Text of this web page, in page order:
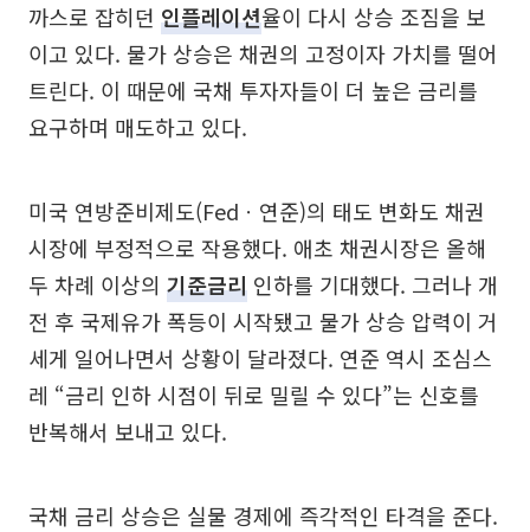
까스로 잡히던 인플레이션율이 다시 상승 조짐을 보
이고 있다. 물가 상승은 채권의 고정이자 가치를 떨어
트린다. 이 때문에 국채 투자자들이 더 높은 금리를
요구하며 매도하고 있다.
미국 연방준비제도(Fedㆍ연준)의 태도 변화도 채권
시장에 부정적으로 작용했다. 애초 채권시장은 올해
두 차례 이상의 기준금리 인하를 기대했다. 그러나 개
전 후 국제유가 폭등이 시작됐고 물가 상승 압력이 거
세게 일어나면서 상황이 달라졌다. 연준 역시 조심스
레 “금리 인하 시점이 뒤로 밀릴 수 있다”는 신호를
반복해서 보내고 있다.
국채 금리 상승은 실물 경제에 즉각적인 타격을 준다.